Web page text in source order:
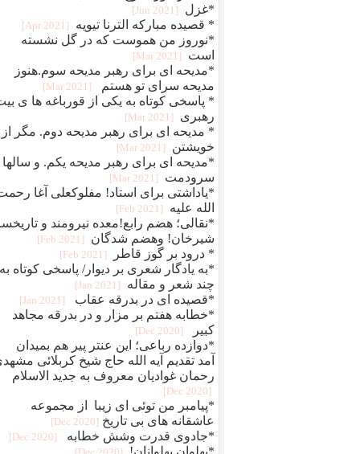
*غزل [2021 Jun]
* قصیده مبارکه الترنا تیویه [2021 Apr]
*نوروز من هموست که در گل نشسته
است
[2021 Mar]
*مدیحه ای برای رهبر مدیحه سوم.هنوز
مدیحه سرای تو هستم
[2021 Mar]
* پاسخی کوتاه به یکی از قورباغه ها ی
رهبری
[2021 Mar]
* مدیحه ای برای رهبر مدیحه دوم. مگر از
خویشتن
[2021 Mar]
*مدیحه ای برای رهبر مدیحه یکم. و سالها
سرودمت
[2021 Mar]
*یاداشتی برای استاد! مفلوکعلی آغا
الله علیه
[2021 Feb]
*نقالی؛ هضم رابع!معده نیرومند و
شیرخان! وهضم شدگان
[2021 Feb]
* درود بر گوز قاطر [2021 Feb]
*به یادگار شعری بر دیوار/ پاسخی کوتاه به
چند شعر و مقاله
[2021 Jan]
*قصیده ای در بدرقه عقاب [2021 Jan]
*خطابه هفتم بر مزار و در بدرقه مجاهد
کبیر
[2020 Dec]
*دوازده رباعی؛ این عنتر پیر هم بمیدان
آمد تقدیم آیه الله حاج شیخ کربلائی
رحمان غوادیان معروف به جدید الاسلام
[2020 Dec]
*پیامبر من توئی ای زیبا از مجموعه
عاشقانه های بی تاریخ [2020 Dec]
*جادوی قدرت وشش خطابه [2020 Dec]
*پهلوان پهلوانان!